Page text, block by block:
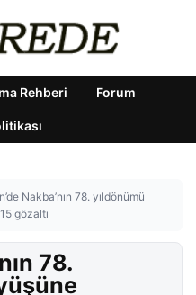
Rehberi Forum
Nakba’nın 78. yıldönümü
gözaltı
78.